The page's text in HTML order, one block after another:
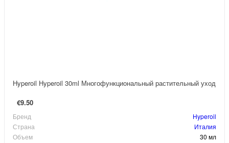
Hyperoil Hyperoil 30ml Многофункциональный растительный уход
€9.50
Бренд
Hyperoil
Страна
Италия
Объем
30 мл